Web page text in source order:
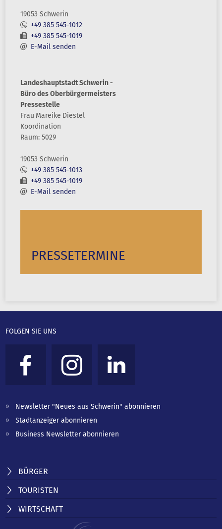
19053 Schwerin
+49 385 545-1012
+49 385 545-1019
E-Mail senden
Landeshauptstadt Schwerin -
Büro des Oberbürgermeisters
Pressestelle
Frau Mareike Diestel
Koordination
Raum: 5029
19053 Schwerin
+49 385 545-1013
+49 385 545-1019
E-Mail senden
PRESSETERMINE
FOLGEN SIE UNS
Newsletter "Neues aus Schwerin" abonnieren
Stadtanzeiger abonnieren
Business Newsletter abonnieren
BÜRGER
TOURISTEN
WIRTSCHAFT